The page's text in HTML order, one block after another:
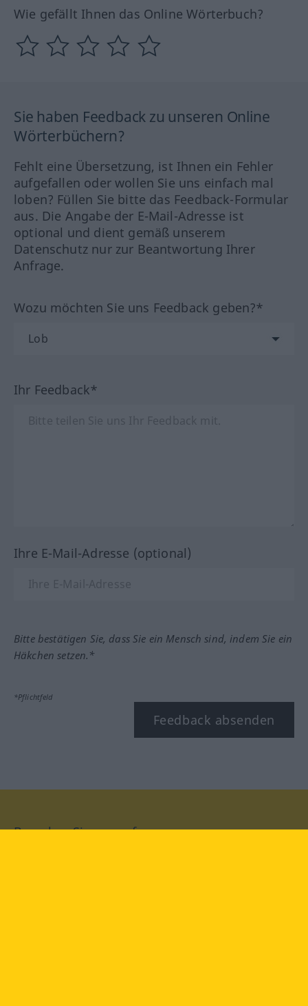
Wie gefällt Ihnen das Online Wörterbuch?
Sie haben Feedback zu unseren Online
Wörterbüchern?
Fehlt eine Übersetzung, ist Ihnen ein Fehler
aufgefallen oder wollen Sie uns einfach mal
loben? Füllen Sie bitte das Feedback-Formular
aus. Die Angabe der E-Mail-Adresse ist
optional und dient gemäß unserem
Datenschutz nur zur Beantwortung Ihrer
Anfrage.
Wozu möchten Sie uns Feedback geben?*
Ihr Feedback*
Ihre E-Mail-Adresse (optional)
Bitte bestätigen Sie, dass Sie ein Mensch sind, indem Sie ein
Häkchen setzen.*
*Pflichtfeld
Feedback absenden
Besuchen Sie uns auf: